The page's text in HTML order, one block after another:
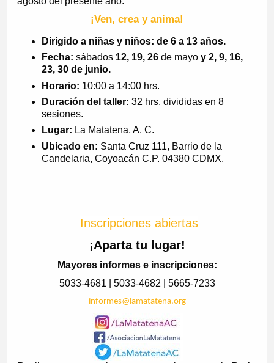
¡Ven, crea y anima!
Dirigido a niñas y niños: de 6 a 13 años.
Fecha: sábados12, 19, 26 de mayoy 2, 9, 16,
23, 30 de junio.
Horario: 10:00 a 14:00 hrs.
Duración del taller: 32 hrs. divididas en 8
sesiones.
Lugar: La Matatena, A. C.
Ubicado en: Santa Cruz 111, Barrio de la
Candelaria, Coyoacán C.P. 04380 CDMX.
Inscripciones abiertas
¡Aparta tu lugar!
Mayores informes e inscripciones:
5033-4681 | 5033-4682 | 5665-7233
informes@lamatatena.org